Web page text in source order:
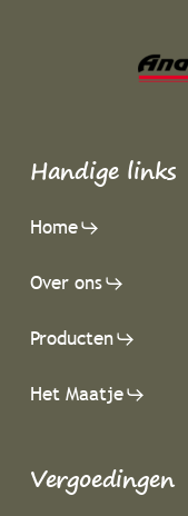
Handige links
Home
Over ons
Producten
Het Maatje
Vergoedingen